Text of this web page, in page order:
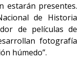
estarán presentes.
de Historia
de películas de
fotografía
húmedo”.